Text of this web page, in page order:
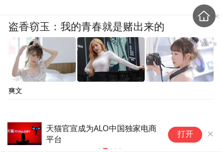
阿维塔高管谈和华为合作：当下
最优但不代表永远绑定
打开
盗香窃玉：我的青春就是赌出来的
爽文